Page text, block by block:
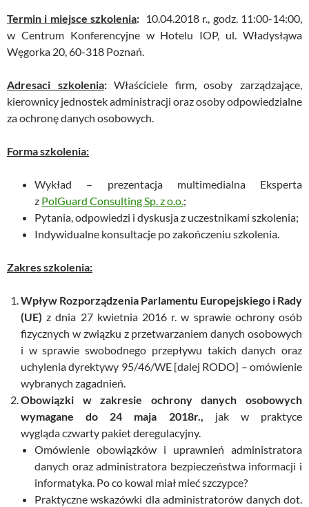
Termin i miejsce szkolenia: 10.04.2018 r., godz. 11:00-14:00,
w Centrum Konferencyjne w Hotelu IOP, ul. Władysłąwa
Węgorka 20, 60-318 Poznań.
Adresaci szkolenia:Właściciele firm, osoby zarządzające,
kierownicy jednostek administracji oraz osoby odpowiedzialne
za ochronę danych osobowych.
Forma szkolenia:
Wykład – prezentacja multimedialna Eksperta
z PolGuard Consulting Sp. z o.o.;
Pytania, odpowiedzi i dyskusja z uczestnikami szkolenia;
Indywidualne konsultacje po zakończeniu szkolenia.
Zakres szkolenia:
Wpływ Rozporządzenia Parlamentu Europejskiego i Rady
(UE) z dnia 27 kwietnia 2016 r. w sprawie ochrony osób
fizycznych w związku z przetwarzaniem danych osobowych
i w sprawie swobodnego przepływu takich danych oraz
uchylenia dyrektywy 95/46/WE [dalej RODO] – omówienie
wybranych zagadnień.
Obowiązki w zakresie ochrony danych osobowych
wymagane do 24 maja 2018r., jak w praktyce
wygląda czwarty pakiet deregulacyjny.
Omówienie obowiązków i uprawnień administratora
danych oraz administratora bezpieczeństwa informacji i
informatyka. Po co kowal miał mieć szczypce?
Praktyczne wskazówki dla administratorów danych dot.